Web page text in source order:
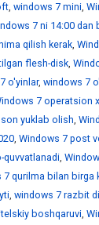
, windows 7 mini,
7 ni 14:00
qilish kerak,
flesh-disk,
o'yinlar, windows 7
7 operatsion
yuklab olish,
, Windows 7 post
quvvatlanadi,
7 qurilma bilan birga
, windows 7 razbit
boshqaruvi,